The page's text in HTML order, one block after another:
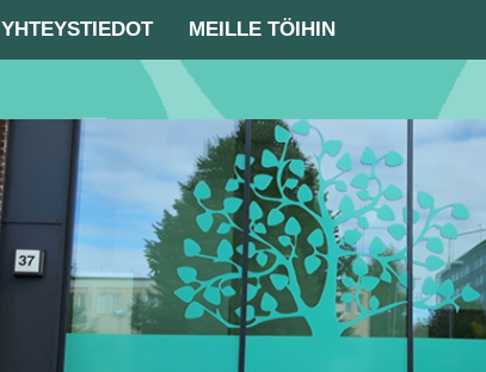
YHTEYSTIEDOT MEILLE TÖIHIN